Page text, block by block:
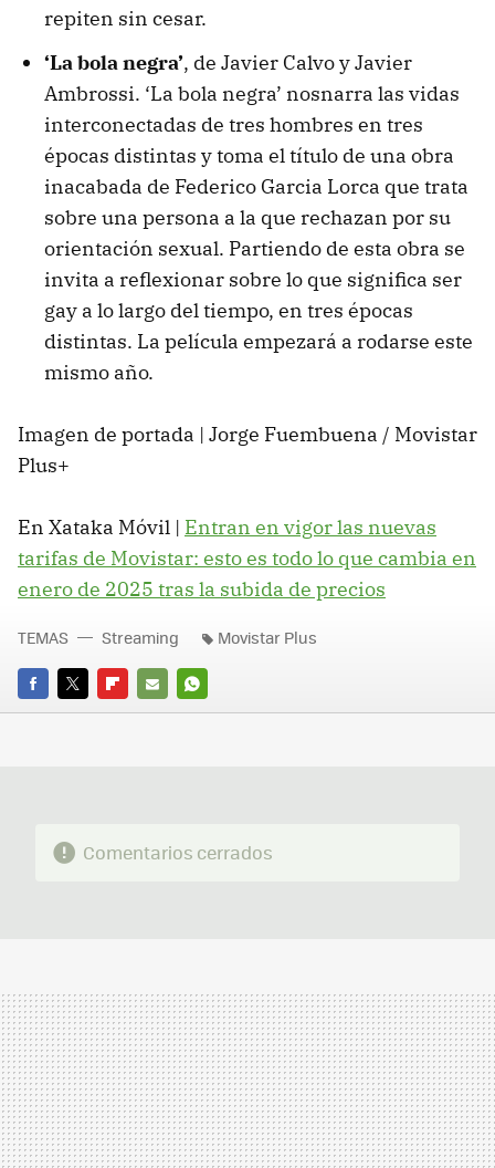
repiten sin cesar.
‘La bola negra’, de Javier Calvo y Javier
Ambrossi. ‘La bola negra’ nosnarra las vidas
interconectadas de tres hombres en tres
épocas distintas y toma el título de una obra
inacabada de Federico Garcia Lorca que trata
sobre una persona a la que rechazan por su
orientación sexual. Partiendo de esta obra se
invita a reflexionar sobre lo que significa ser
gay a lo largo del tiempo, en tres épocas
distintas. La película empezará a rodarse este
mismo año.
Imagen de portada | Jorge Fuembuena / Movistar
Plus+
En Xataka Móvil | Entran en vigor las nuevas
tarifas de Movistar: esto es todo lo que cambia en
enero de 2025 tras la subida de precios
FACEBOOK
TWITTERFLIPBOARD
E-
WHATSAPP
TEMAS Streaming Movistar Plus
Comentarios cerrados